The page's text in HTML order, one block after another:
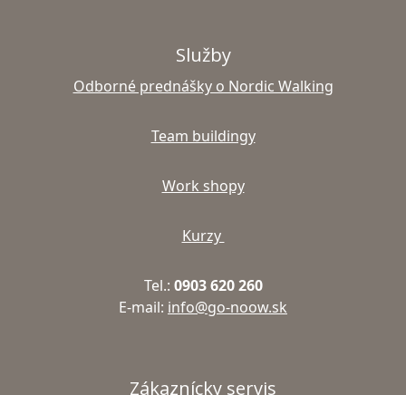
Služby
Odborné prednášky o Nordic Walking
Team buildingy
Work shopy
Kurzy
Tel.: 0903 620 260
E-mail: info@go-noow.sk
Zákaznícky servis